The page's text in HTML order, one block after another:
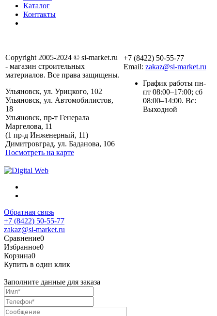
Каталог
Контакты
Copyright 2005-2024 © si-market.ru
- магазин строительных
материалов. Все права защищены.
Ульяновск, ул. Урицкого, 102
Ульяновск, ул. Автомобилистов,
18
Ульяновск, пр-т Генерала
Маргелова, 11
(1 пр-д Инженерный, 11)
Димитровград, ул. Баданова, 106
Посмотреть на карте
+7 (8422) 50-55-77
Email: zakaz@si-market.ru
График работы пн-
пт 08:00–17:00; сб
08:00–14:00. Вс:
Выходной
Обратная связь
+7 (8422) 50-55-77
zakaz@si-market.ru
Сравнение0
Избранное0
Корзина0
Купить в один клик
Заполните данные для заказа